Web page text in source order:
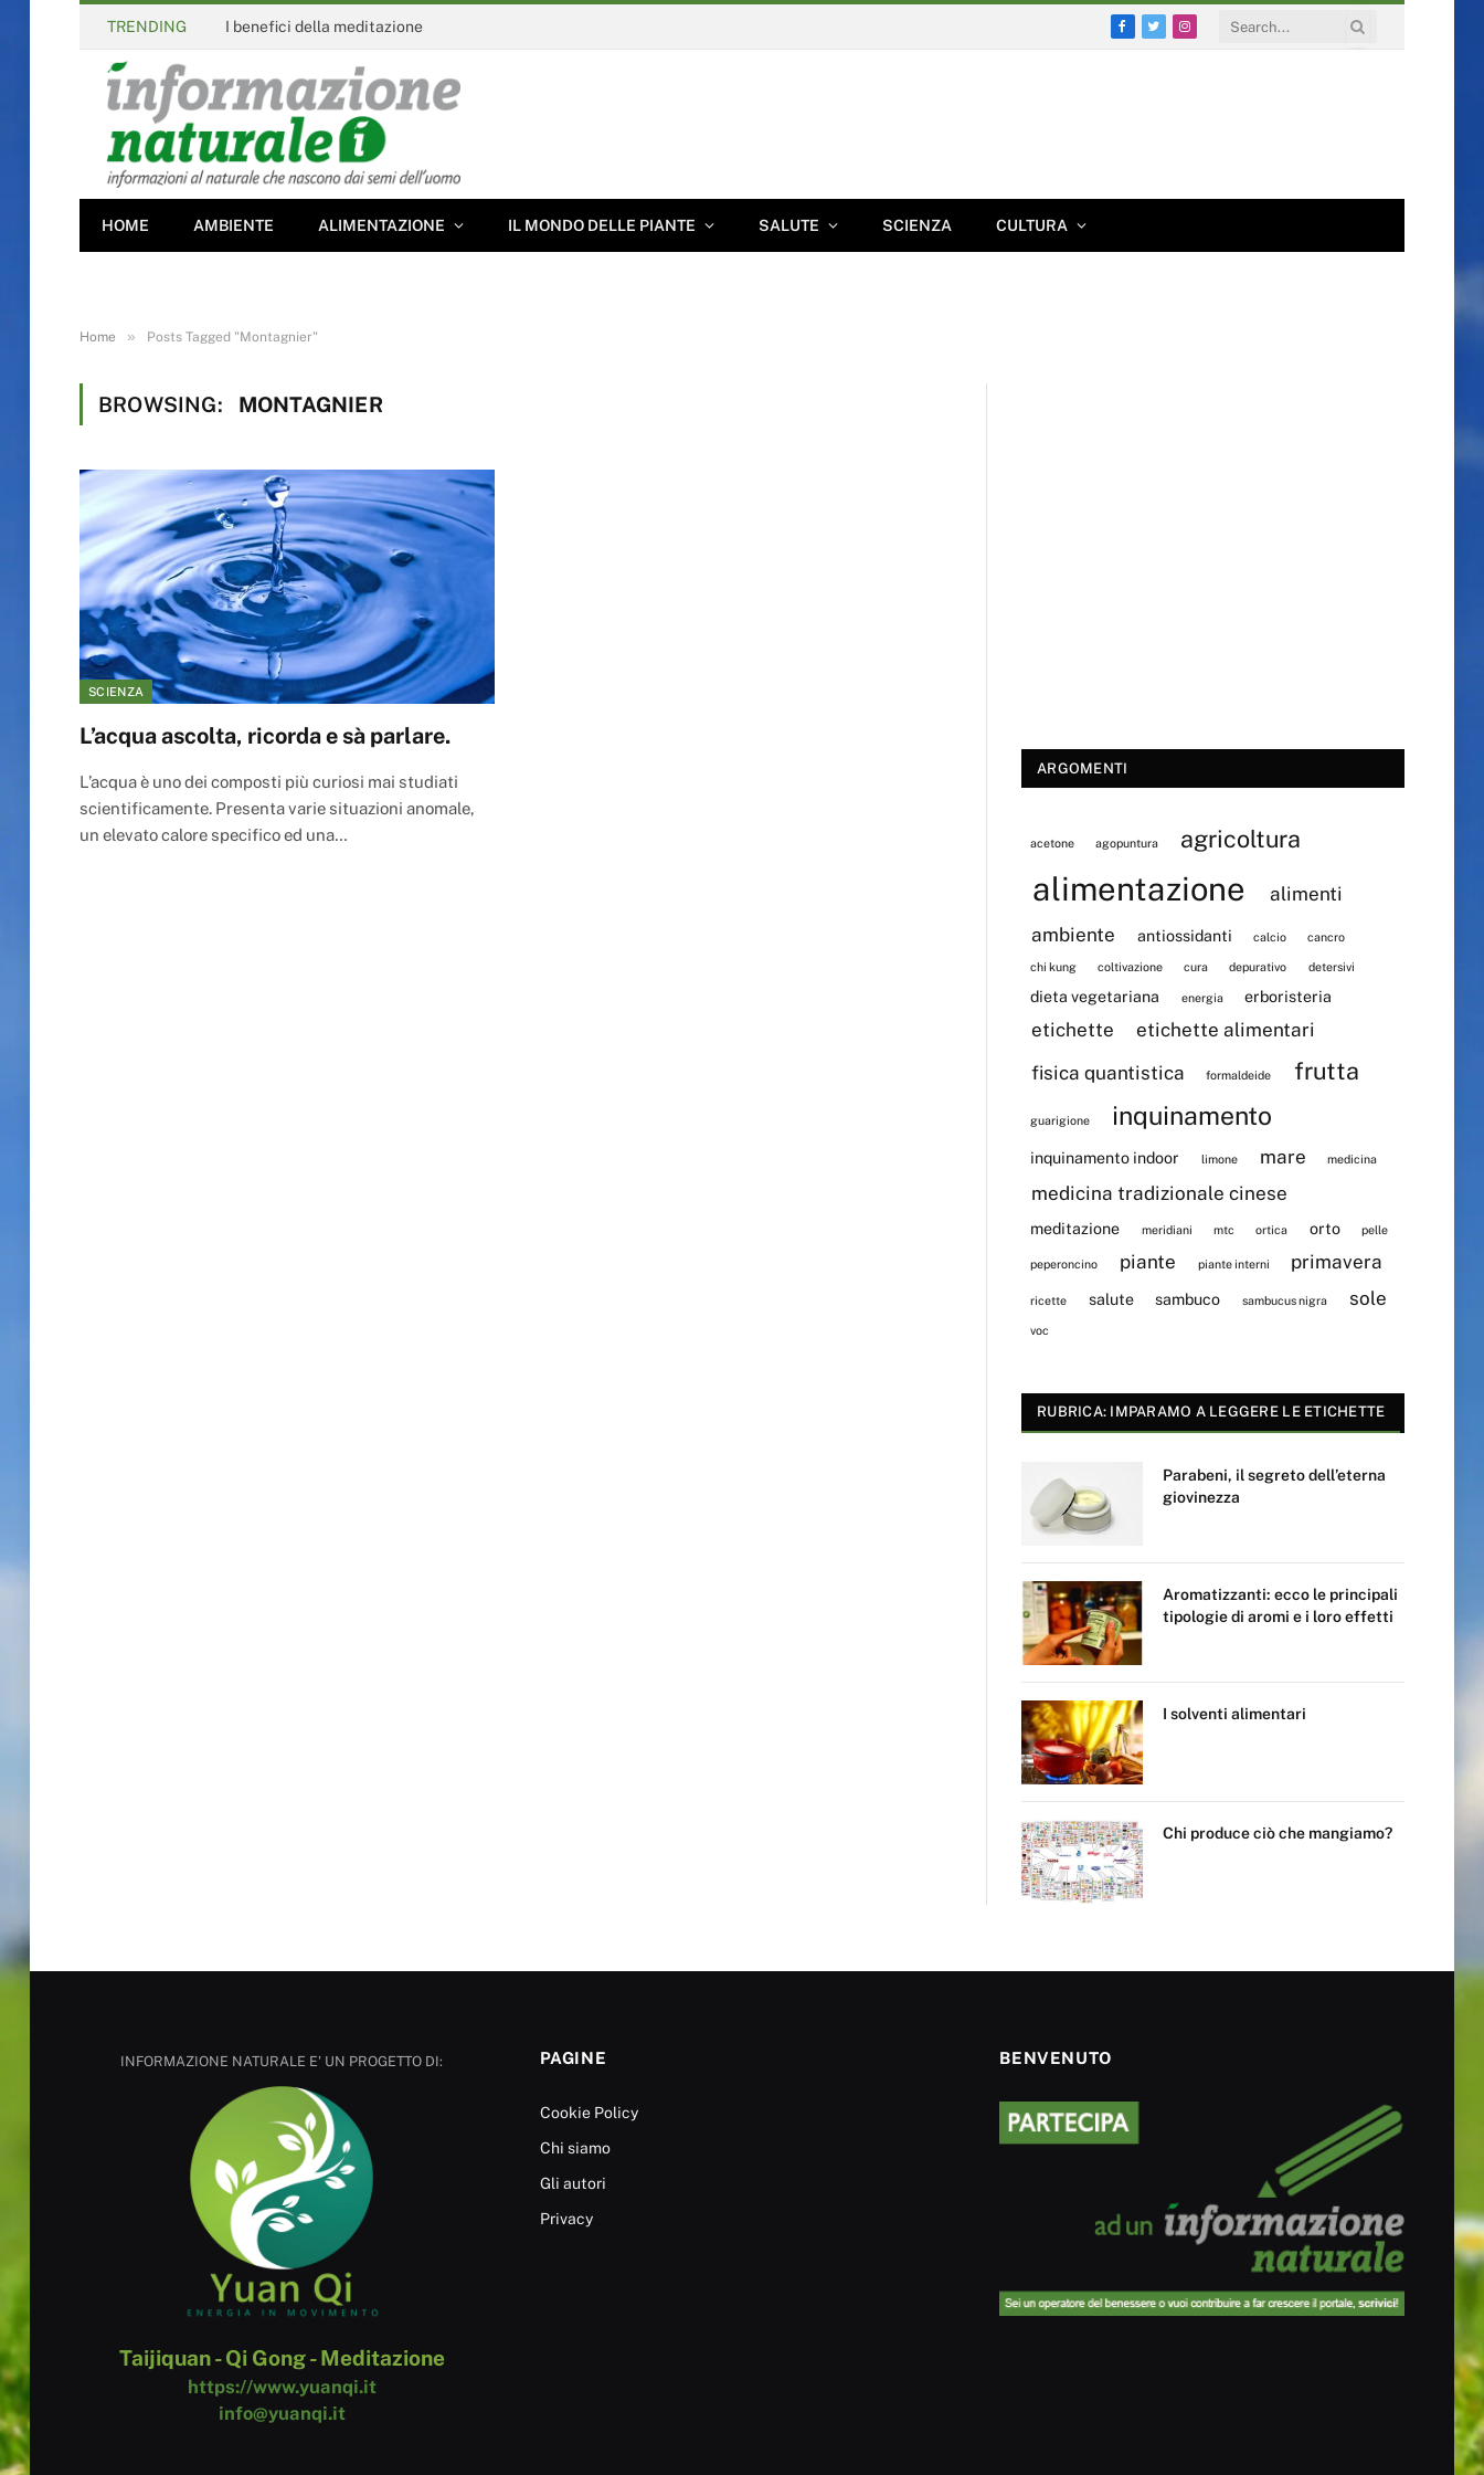
TRENDING I benefici della meditazione
Facebook
TwitterInstagram
HOME AMBIENTE ALIMENTAZIONE IL MONDO DELLE PIANTE SALUTE SCIENZA CULTURA
Home » Posts Tagged "Montagnier"
BROWSING: MONTAGNIER
SCIENZA
L’acqua ascolta, ricorda e sà parlare.
L’acqua è uno dei composti più curiosi mai studiati
scientificamente. Presenta varie situazioni anomale,
un elevato calore specifico ed una…
ARGOMENTI
acetone agopuntura agricoltura
alimentazione
alimenti
ambiente
antiossidanti calcio cancro
chi kung coltivazione cura depurativo detersivi
dieta vegetariana energia erboristeria
etichette
etichette alimentari
fisica quantistica
formaldeide frutta
guarigione inquinamento
inquinamento indoor limone mare medicina
medicina tradizionale cinese
meditazione meridiani mtc ortica orto pelle
peperoncino piante piante interni primavera
ricette salute sambuco sambucus nigra sole
voc
RUBRICA: IMPARAMO A LEGGERE LE ETICHETTE
Parabeni, il segreto dell’eterna
giovinezza
Aromatizzanti: ecco le principali
tipologie di aromi e i loro effetti
I solventi alimentari
Chi produce ciò che mangiamo?
INFORMAZIONE NATURALE E' UN PROGETTO DI:
Taijiquan - Qi Gong - Meditazione
https://www.yuanqi.it
info@yuanqi.it
PAGINE
Cookie Policy
Chi siamo
Gli autori
Privacy
BENVENUTO